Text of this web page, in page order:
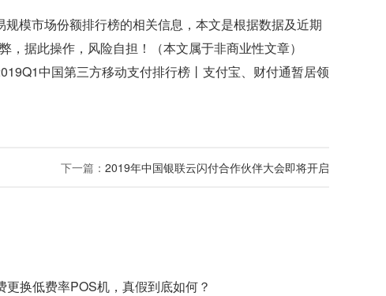
模市场份额排行榜的相关信息，本文是根据数据及近期
据此操作，风险自担！（本文属于非商业性文章）
中国第三方移动支付排行榜丨支付宝、财付通暂居领
下一篇： 2019年中国银联云闪付合作伙伴大会即将开启
更换低费率POS机，真假到底如何？